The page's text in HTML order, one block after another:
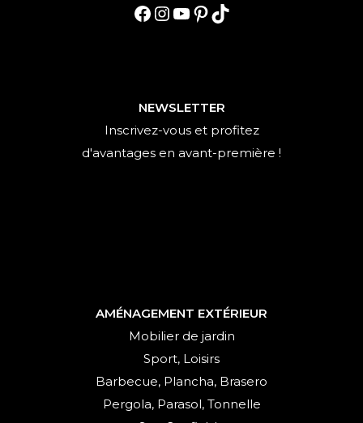
Facebook
Instagram
YouTube
Pinterest
TikTok
NEWSLETTER
Inscrivez-vous et profitez
d'avantages en avant-première !
AMÉNAGEMENT EXTÉRIEUR
Mobilier de jardin
Sport, Loisirs
Barbecue, Plancha, Brasero
Pergola, Parasol, Tonnelle